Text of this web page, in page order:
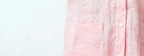
ニット/ストレッチ
生活雑貨